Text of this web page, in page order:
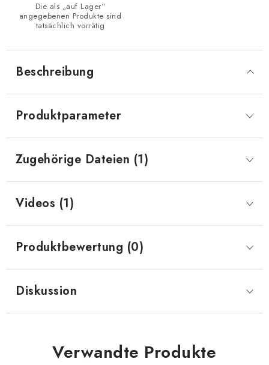
Die als „auf Lager“
angegebenen Produkte sind
tatsächlich vorrätig
Beschreibung
Produktparameter
Zugehörige Dateien (1)
Videos (1)
Produktbewertung (0)
Diskussion
Verwandte Produkte